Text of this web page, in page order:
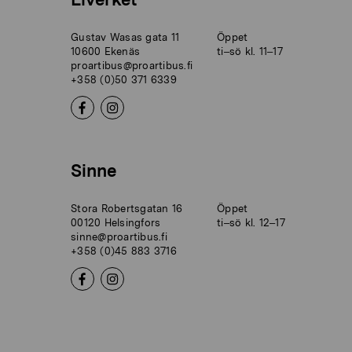
Gustav Wasas gata 11
10600 Ekenäs
proartibus@proartibus.fi
+358 (0)50 371 6339
Öppet
ti–sö kl. 11–17
Sinne
Stora Robertsgatan 16
00120 Helsingfors
sinne@proartibus.fi
+358 (0)45 883 3716
Öppet
ti–sö kl. 12–17